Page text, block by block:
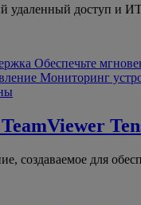
удаленный доступ и
Обеспечьте
Мониторинг
TeamViewer
создаваемое для